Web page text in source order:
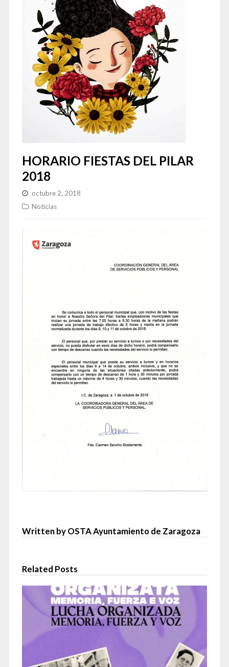
HORARIO FIESTAS DEL PILAR
2018
octubre 2, 2018
Noticias
Written by OSTA Ayuntamiento de Zaragoza
Related Posts